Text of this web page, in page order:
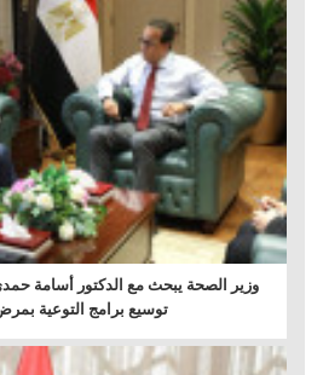
وزير الصحة يبحث مع الدكتور أسامة
توسيع برامج التوعية